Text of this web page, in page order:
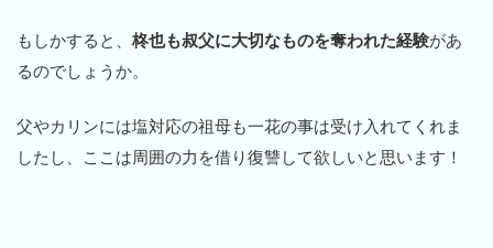
もしかすると、 柊也も叔父に大切なものを奪われた経験があ
るのでしょうか。
父やカリンには塩対応の祖母も一花の事は受け入れてくれま
したし、ここは周囲の力を借り復讐して欲しいと思います！